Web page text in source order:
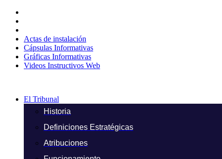
contenido
Actas de instalación
Cápsulas Informativas
Gráficas Informativas
Videos Instructivos Web
El Tribunal
Historia
Definiciones Estratégicas
Atribuciones